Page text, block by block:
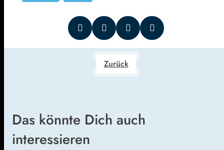
Zurück
Das könnte Dich auch
interessieren